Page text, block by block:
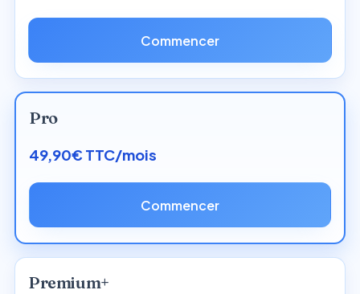
Commencer
Pro
49,90€ TTC/mois
Commencer
Premium+